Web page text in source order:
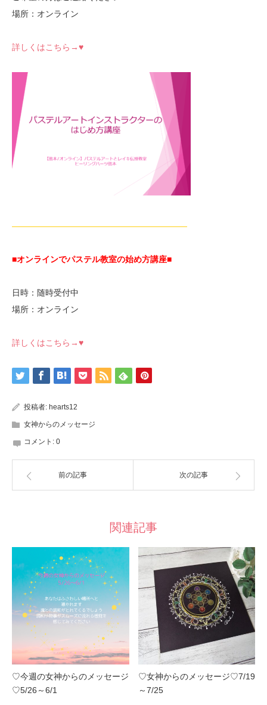
場所：オンライン
詳しくはこちら→♥
—————————————————————
■オンラインでパステル教室の始め方講座■
日時：随時受付中
場所：オンライン
詳しくはこちら→♥
投稿者: hearts12
女神からのメッセージ
コメント: 0
前の記事 次の記事
関連記事
♡今週の女神からのメッセージ
♡5/26～6/1
♡女神からのメッセージ♡7/19
～7/25